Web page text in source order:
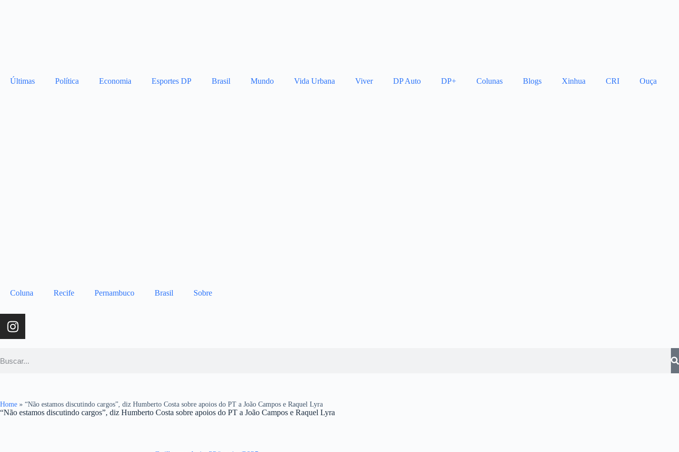
Últimas Política Economia Esportes DP Brasil Mundo Vida Urbana Viver DP Auto DP+ Colunas Blogs Xinhua CRI Ouça
Coluna Recife Pernambuco Brasil Sobre
Home » “Não estamos discutindo cargos”, diz Humberto Costa sobre apoios do PT a João Campos e Raquel Lyra
“Não estamos discutindo cargos”, diz Humberto Costa sobre apoios do PT a João Campos e Raquel Lyra